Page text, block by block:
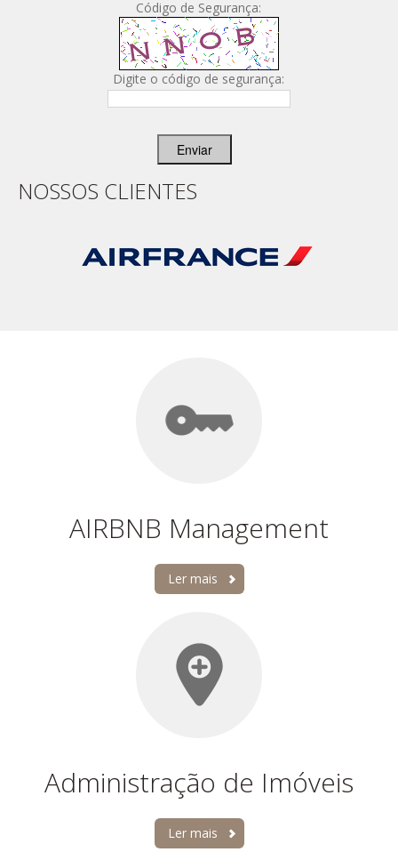
Código de Segurança:
Digite o código de segurança:
Enviar
NOSSOS CLIENTES
AIRBNB Management
Ler mais
Administração de Imóveis
Ler mais